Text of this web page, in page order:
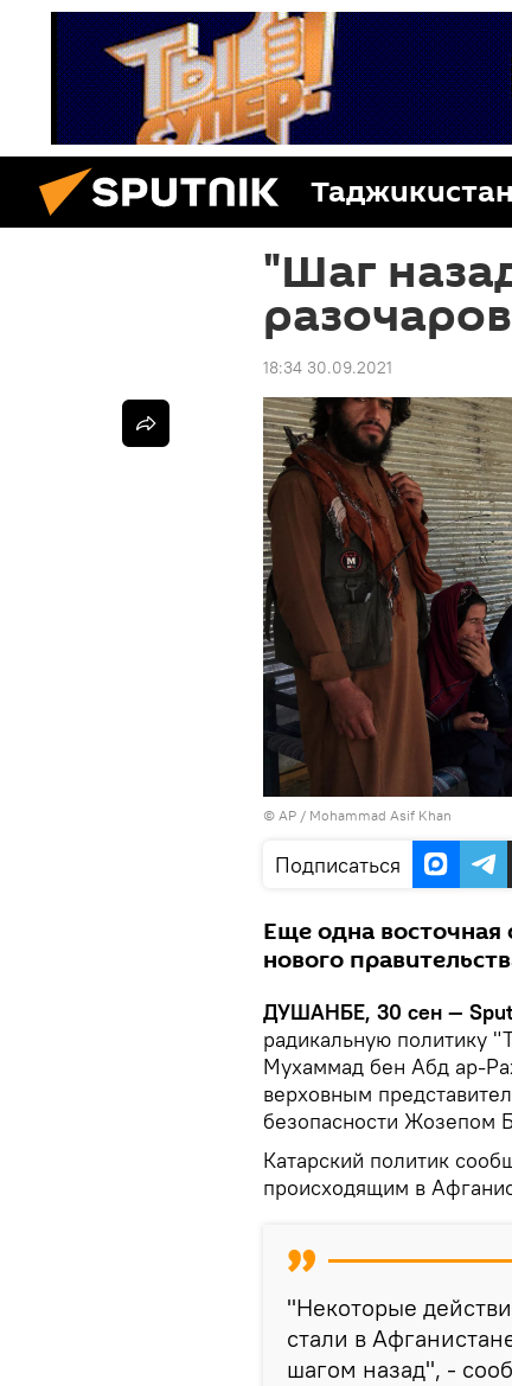
Таджикистан
"Шаг
18:34 30.09.2021
© AP / Mohammad Asif Khan
Подписаться
Еще одна восточная
нового
ДУШАНБЕ, 30 сен —
радикальную политику
Мухаммад бен Абд ар-
верховным
безопасности Жозепом
Катарский политик
происходящим в
"Некоторые
стали в
шагом назад", -